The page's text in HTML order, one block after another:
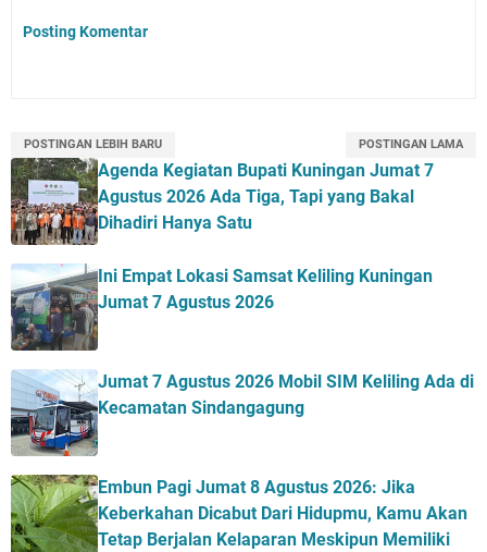
Posting Komentar
POSTINGAN LEBIH BARU POSTINGAN LAMA
Agenda Kegiatan Bupati Kuningan Jumat 7
Agustus 2026 Ada Tiga, Tapi yang Bakal
Dihadiri Hanya Satu
Ini Empat Lokasi Samsat Keliling Kuningan
Jumat 7 Agustus 2026
Jumat 7 Agustus 2026 Mobil SIM Keliling Ada di
Kecamatan Sindangagung
Embun Pagi Jumat 8 Agustus 2026: Jika
Keberkahan Dicabut Dari Hidupmu, Kamu Akan
Tetap Berjalan Kelaparan Meskipun Memiliki